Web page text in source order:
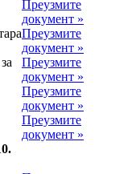
Преузмите
документ »
Преузмите
документ »
Преузмите
документ »
Преузмите
документ »
Преузмите
документ »